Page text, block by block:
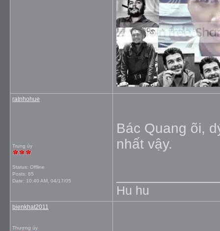
ratnhohue
Trung úy
Status: Offline
Posts: 65
Date: 10:40 AM, 04/17/05
Bác Quang õi,
nhất vậy.
Hu hu
bienkhat2011
Thượng úy